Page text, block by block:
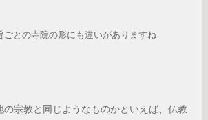
ごとの寺院の形にも違いがありますね
の宗教と同じようなものかといえば、仏教